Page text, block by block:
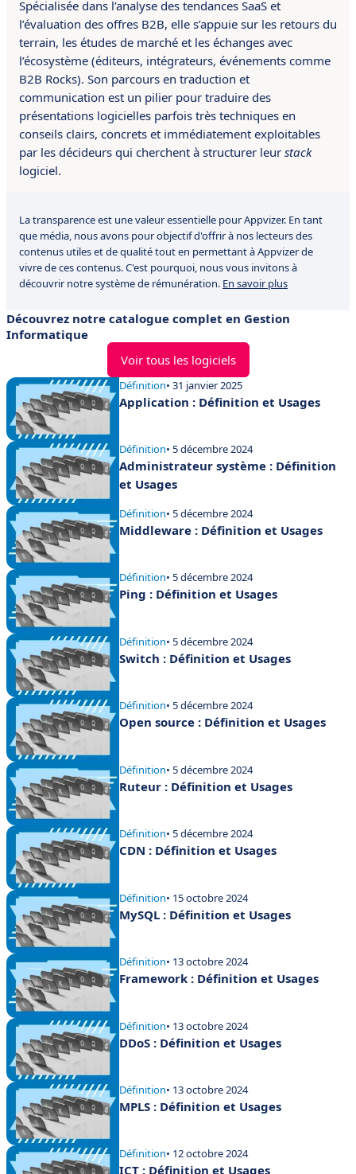
Spécialisée dans l’analyse des tendances SaaS et
l’évaluation des offres B2B, elle s’appuie sur les retours du
terrain, les études de marché et les échanges avec
l’écosystème (éditeurs, intégrateurs, événements comme
B2B Rocks). Son parcours en traduction et
communication est un pilier pour traduire des
présentations logicielles parfois très techniques en
conseils clairs, concrets et immédiatement exploitables
par les décideurs qui cherchent à structurer leur stack
logiciel.
La transparence est une valeur essentielle pour Appvizer. En tant
que média, nous avons pour objectif d'offrir à nos lecteurs des
contenus utiles et de qualité tout en permettant à Appvizer de
vivre de ces contenus. C'est pourquoi, nous vous invitons à
découvrir notre système de rémunération. En savoir plus
Découvrez notre catalogue complet en Gestion
Informatique
Voir tous les logiciels
Définition• 31 janvier 2025
Application : Définition et Usages
Définition• 5 décembre 2024
Administrateur système : Définition
et Usages
Définition• 5 décembre 2024
Middleware : Définition et Usages
Définition• 5 décembre 2024
Ping : Définition et Usages
Définition• 5 décembre 2024
Switch : Définition et Usages
Définition• 5 décembre 2024
Open source : Définition et Usages
Définition• 5 décembre 2024
Ruteur : Définition et Usages
Définition• 5 décembre 2024
CDN : Définition et Usages
Définition• 15 octobre 2024
MySQL : Définition et Usages
Définition• 13 octobre 2024
Framework : Définition et Usages
Définition• 13 octobre 2024
DDoS : Définition et Usages
Définition• 13 octobre 2024
MPLS : Définition et Usages
Définition• 12 octobre 2024
ICT : Définition et Usages